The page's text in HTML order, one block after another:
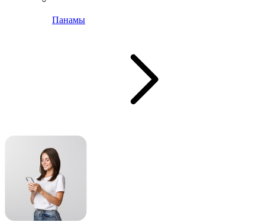
Панамы